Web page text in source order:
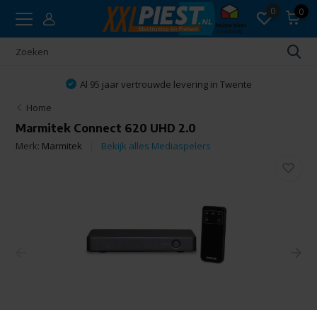
0 0
Al 95 jaar vertrouwde levering in Twente
Home
Marmitek Connect 620 UHD 2.0
Merk: Marmitek Bekijk alles Mediaspelers